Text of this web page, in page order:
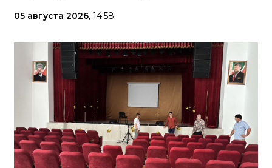
05 августа 2026, 14:58